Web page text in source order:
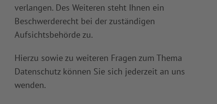
verlangen. Des Weiteren steht Ihnen ein
Beschwerderecht bei der zuständigen
Aufsichtsbehörde zu.
Hierzu sowie zu weiteren Fragen zum Thema
Datenschutz können Sie sich jederzeit an uns
wenden.